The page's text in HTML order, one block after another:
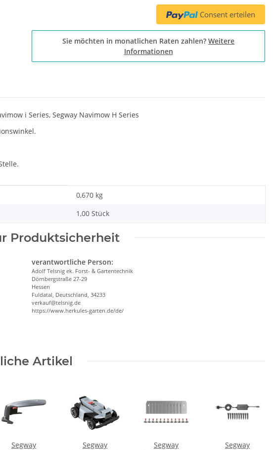
Consent erteilen
Sie möchten in monatlichen Raten zahlen? Weitere
Informationen
i Series, Segway Navimow H Series
0,670 kg
1,00 Stück
Produktsicherheit
verantwortliche Person:
Adolf Telsnig ek. Forst- & Gartentechnik
Dörnbergstraße 27-29
Hessen
Fuldatal, Deutschland, 34233
verkauf@telsnig.de
https://www.herkules-garten.de/de/
Artikel
Segway
Segway
Segway
Segway